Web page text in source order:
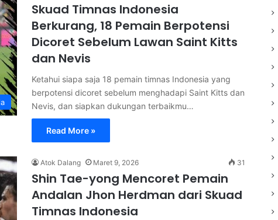
Skuad Timnas Indonesia
Berkurang, 18 Pemain Berpotensi
Dicoret Sebelum Lawan Saint Kitts
dan Nevis
Ketahui siapa saja 18 pemain timnas Indonesia yang
berpotensi dicoret sebelum menghadapi Saint Kitts dan
Nevis, dan siapkan dukungan terbaikmu…
Read More »
Atok Dalang Maret 9, 2026 31
Shin Tae-yong Mencoret Pemain
Andalan Jhon Herdman dari Skuad
Timnas Indonesia